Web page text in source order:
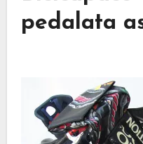
pedalata